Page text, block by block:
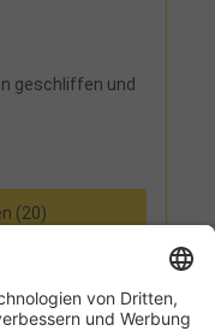
geschliffen und
(20)